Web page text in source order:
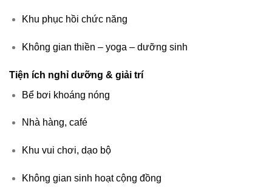
Khu phục hồi chức năng
Không gian thiền – yoga – dưỡng sinh
Tiện ích nghỉ dưỡng & giải trí
Bể bơi khoáng nóng
Nhà hàng, café
Khu vui chơi, dạo bộ
Không gian sinh hoạt cộng đồng